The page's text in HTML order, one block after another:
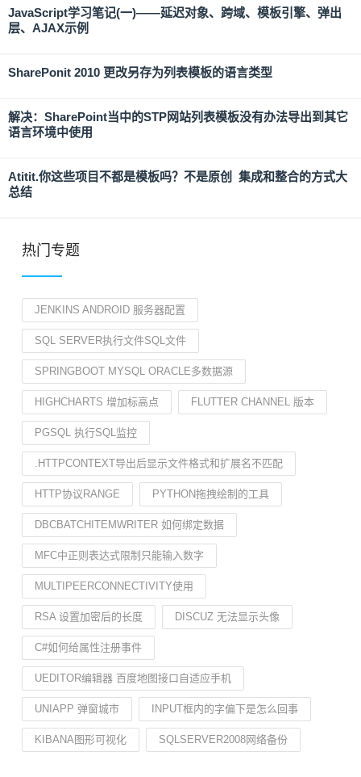
JavaScript学习笔记(一)——延迟对象、跨域、模板引擎、弹出
层、AJAX示例
SharePonit 2010 更改另存为列表模板的语言类型
解决：SharePoint当中的STP网站列表模板没有办法导出到其它
语言环境中使用
Atitit.你这些项目不都是模板吗？不是原创 集成和整合的方式大
总结
热门专题
JENKINS ANDROID 服务器配置
SQL SERVER执行文件SQL文件
SPRINGBOOT MYSQL ORACLE多数据源
HIGHCHARTS 增加标高点 FLUTTER CHANNEL 版本
PGSQL 执行SQL监控
.HTTPCONTEXT导出后显示文件格式和扩展名不匹配
HTTP协议RANGE PYTHON拖拽绘制的工具
DBCBATCHITEMWRITER 如何绑定数据
MFC中正则表达式限制只能输入数字
MULTIPEERCONNECTIVITY使用
RSA 设置加密后的长度 DISCUZ 无法显示头像
C#如何给属性注册事件
UEDITOR编辑器 百度地图接口自适应手机
UNIAPP 弹窗城市 INPUT框内的字偏下是怎么回事
KIBANA图形可视化 SQLSERVER2008网络备份